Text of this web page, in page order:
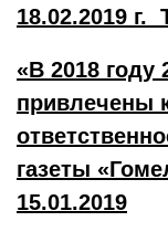
18.02.2019
«В 2018 году
привлечены
газеты
15.01.2019